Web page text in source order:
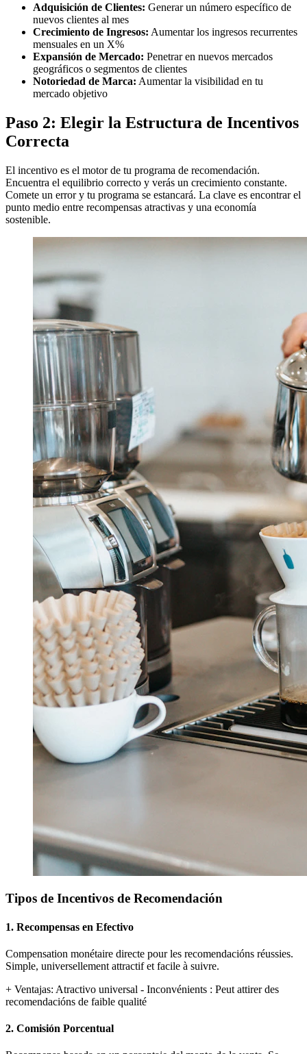
Adquisición de Clientes: Generar un número específico de
nuevos clientes al mes
Crecimiento de Ingresos: Aumentar los ingresos recurrentes
mensuales en un X%
Expansión de Mercado: Penetrar en nuevos mercados
geográficos o segmentos de clientes
Notoriedad de Marca: Aumentar la visibilidad en tu
mercado objetivo
Paso 2: Elegir la Estructura de Incentivos
Correcta
El incentivo es el motor de tu programa de recomendación.
Encuentra el equilibrio correcto y verás un crecimiento constante.
Comete un error y tu programa se estancará. La clave es encontrar el
punto medio entre recompensas atractivas y una economía
sostenible.
Tipos de Incentivos de Recomendación
1. Recompensas en Efectivo
Compensation monétaire directe pour les recomendacións réussies.
Simple, universellement attractif et facile à suivre.
+ Ventajas: Atractivo universal - Inconvénients : Peut attirer des
recomendacións de faible qualité
2. Comisión Porcentual